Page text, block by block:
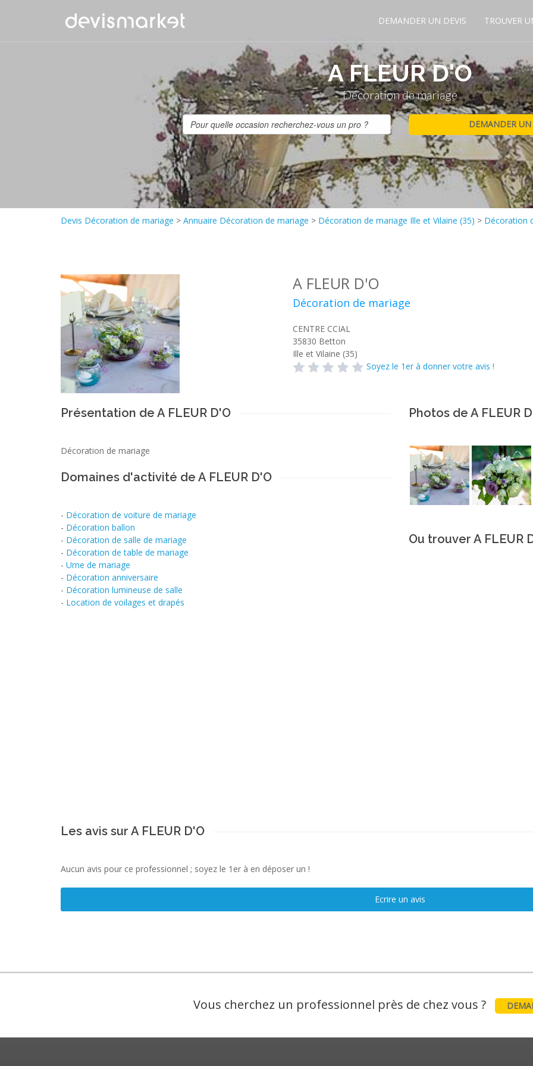
DEMANDER UN DEVIS TROUVER
A FLEUR D'O
Décoration de mariage
Devis Décoration de mariage > Annuaire Décoration de mariage > Décoration de mariage Ille et Vilaine (35) > Décoration
A FLEUR D'O
Décoration de mariage
CENTRE CCIAL
35830 Betton
Ille et Vilaine (35)
Soyez le 1er à donner votre avis !
Présentation de A FLEUR D'O
Décoration de mariage
Domaines d'activité de A FLEUR D'O
- Décoration de voiture de mariage
- Décoration ballon
- Décoration de salle de mariage
- Décoration de table de mariage
- Urne de mariage
- Décoration anniversaire
- Décoration lumineuse de salle
- Location de voilages et drapés
Photos de A FLEUR
Ou trouver A FLEUR
Les avis sur A FLEUR D'O
Aucun avis pour ce professionnel ; soyez le 1er à en déposer un !
Ecrire un avis
Vous cherchez un professionnel près de chez vous ?